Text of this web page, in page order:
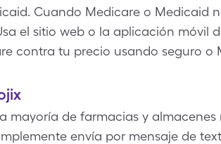
Cuando Medicare o Medicaid
el sitio web o la aplicación móvil
contra tu precio usando seguro o
mayoría de farmacias y
envía por mensaje de